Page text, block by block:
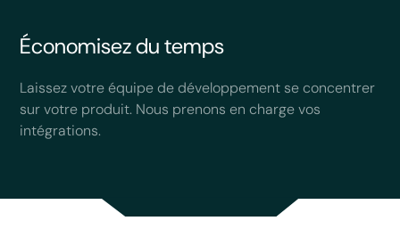
Économisez du temps
Laissez votre équipe de développement se concentrer
sur votre produit. Nous prenons en charge vos
intégrations.